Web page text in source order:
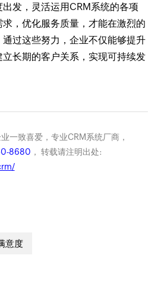
发，灵活运用CRM系统的各项
，优化服务质量，才能在激烈的
过这些努力，企业不仅能够提升
长期的客户关系，实现可持续发
一致喜爱，专业CRM系统厂商，
8680 ， 转载请注明出处:
意度